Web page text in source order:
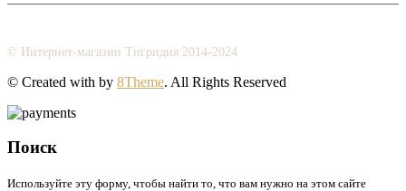
© Интернет-магазин Тигридия 2014-2024
© Created with by 8Theme. All Rights Reserved
Поиск
Используйте эту форму, чтобы найти то, что вам нужно на этом сайте